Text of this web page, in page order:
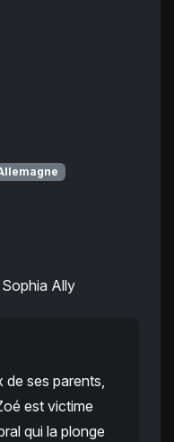
Ally
de ses parents,
est victime
qui la plonge